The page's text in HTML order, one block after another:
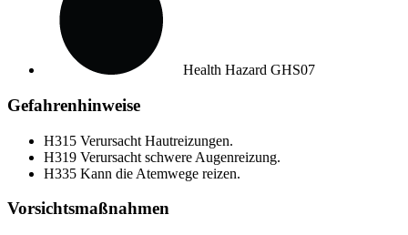
Health Hazard GHS07
Gefahrenhinweise
H315 Verursacht Hautreizungen.
H319 Verursacht schwere Augenreizung.
H335 Kann die Atemwege reizen.
Vorsichtsmaßnahmen